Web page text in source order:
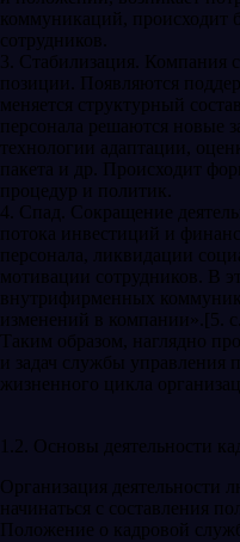
коммуникаций, происходит
сотрудников.
3. Стабилизация. Компания
позиции. Появляются
меняется структурный
персонала решаются новые
технологии адаптации,
пакета и др. Происходит
процедур и политик.
4. Спад. Сокращение
потока инвестиций и
персонала, ликвидации
мотивации сотрудников. В
внутрифирменных
изменений в компании».[5.
Таким образом, наглядно
и задач службы управления
жизненного цикла
1.2. Основы деятельности
Организация деятельности
начинаться с составления
Положение о кадровой